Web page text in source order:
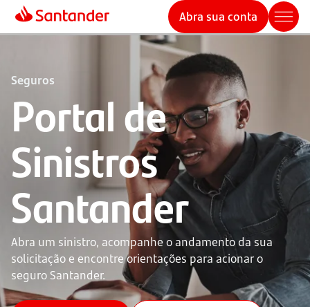
Abra sua conta
Seguros
Portal de
Sinistros
Santander
Abra um sinistro, acompanhe o andamento da sua
solicitação e encontre orientações para acionar o
seguro Santander.